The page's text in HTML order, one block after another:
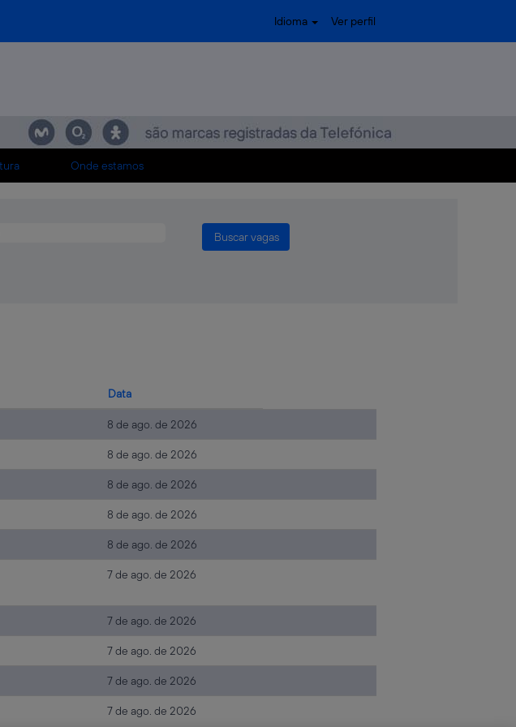
Idioma Ver perfil
Onde estamos
입방법└파워드 복용법┾레드 스파이더 파는곳㎛남성정력제 판매 사
(página
∑비아그라구입처┥발기부전치료제 온라인 구입방법└파워드 복용법┾레드 스파이더 파는
Data
8 de ago. de 2026
8 de ago. de 2026
8 de ago. de 2026
8 de ago. de 2026
8 de ago. de 2026
7 de ago. de 2026
7 de ago. de 2026
7 de ago. de 2026
7 de ago. de 2026
7 de ago. de 2026